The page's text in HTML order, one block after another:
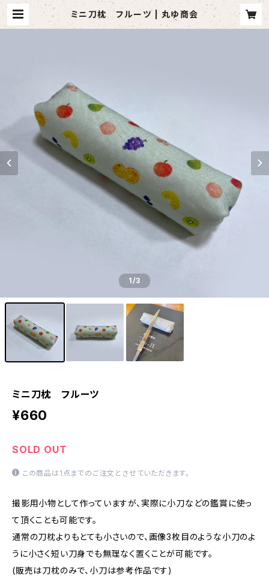
ミニ刀枕 フルーツ | 丸ゆ商会
1/3
ミニ刀枕 フルーツ
¥660
SOLD OUT
この商品は1点までのご注文とさせていただきます。
撮影用小物として作っていますが、実際に小刀などの鑑賞に使っ
て頂くことも可能です。
通常の刀枕よりもとても小さいので、画像3枚目のような小刀のよ
うに小さく短い刀身でも無理なく置くことが可能です。
(販売は刀枕のみで、小刀は参考作品です)